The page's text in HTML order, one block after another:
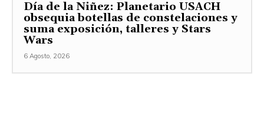
Día de la Niñez: Planetario USACH
obsequia botellas de constelaciones y
suma exposición, talleres y Stars
Wars
6 Agosto, 2026